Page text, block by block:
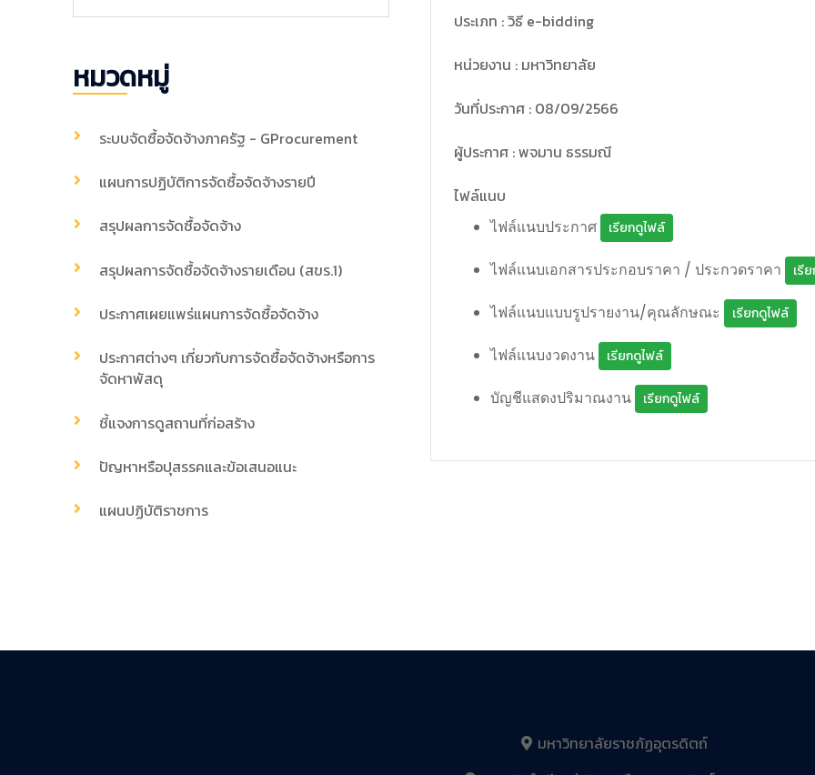
หมวดหมู่
ระบบจัดซื้อจัดจ้างภาครัฐ - GProcurement
แผนการปฏิบัติการจัดซื้อจัดจ้างรายปี
สรุปผลการจัดซื้อจัดจ้าง
สรุปผลการจัดซื้อจัดจ้างรายเดือน (สขร.1)
ประกาศเผยแพร่แผนการจัดซื้อจัดจ้าง
ประกาศต่างๆ เกี่ยวกับการจัดซื้อจัดจ้างหรือการ
จัดหาพัสดุ
ชี้แจงการดูสถานที่ก่อสร้าง
ปัญหาหรือปุสรรคและข้อเสนอแนะ
แผนปฏิบัติราชการ
ประเภท : วิธี e-bidding
หน่วยงาน : มหาวิทยาลัย
วันที่ประกาศ : 08/09/2566
ผู้ประกาศ : พจมาน ธรรมณี
ไฟล์แนบ
ไฟล์แนบประกาศ เรียกดูไฟล์
ไฟล์แนบเอกสารประกอบราคา / ประกวดราคา เรี
ไฟล์แนบแบบรูปรายงาน/คุณลักษณะ เรียกดูไฟล์
ไฟล์แนบงวดงาน เรียกดูไฟล์
บัญชีแสดงปริมาณงาน เรียกดูไฟล์
มหาวิทยาลัยราชภัฏอุตรดิตถ์